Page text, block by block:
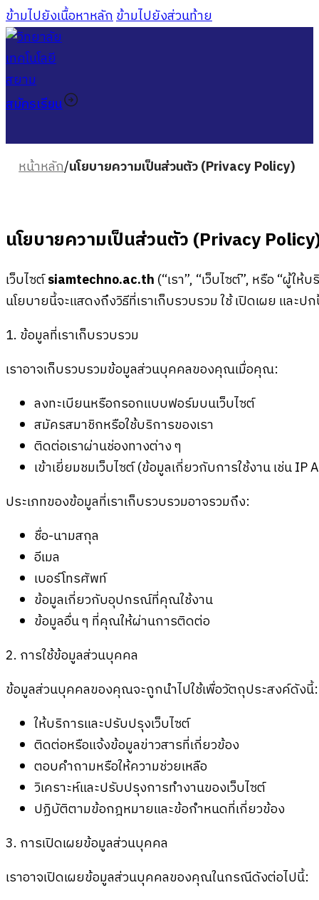
ข้ามไปยังเนื้อหาหลักข้ามไปยังส่วนท้าย
สมัครเรียน
หน้าหลัก/นโยบายความเป็นส่วนตัว (Privacy Policy)
นโยบายความเป็นส่วนตัว (Privacy
เว็บไซต์siamtechno.ac.th (“เรา”, “เว็บไซต์”, หรือ “ผู้
นโยบายนี้จะแสดงถึงวิธีที่เราเก็บรวบรวม ใช้ เปิดเผย แล
1. ข้อมูลที่เราเก็บรวบรวม
เราอาจเก็บรวบรวมข้อมูลส่วนบุคคลของคุณเมื่อคุณ:
ลงทะเบียนหรือกรอกแบบฟอร์มบนเว็บไซต์
สมัครสมาชิกหรือใช้บริการของเรา
ติดต่อเราผ่านช่องทางต่าง ๆ
เข้าเยี่ยมชมเว็บไซต์ (ข้อมูลเกี่ยวกับการใช้งาน เช่น
ประเภทของข้อมูลที่เราเก็บรวบรวมอาจรวมถึง:
ชื่อ-นามสกุล
อีเมล
เบอร์โทรศัพท์
ข้อมูลเกี่ยวกับอุปกรณ์ที่คุณใช้งาน
ข้อมูลอื่น ๆ ที่คุณให้ผ่านการติดต่อ
2. การใช้ข้อมูลส่วนบุคคล
ข้อมูลส่วนบุคคลของคุณจะถูกนำไปใช้เพื่อวัตถุประสงค์ดังนี้:
ให้บริการและปรับปรุงเว็บไซต์
ติดต่อหรือแจ้งข้อมูลข่าวสารที่เกี่ยวข้อง
ตอบคำถามหรือให้ความช่วยเหลือ
วิเคราะห์และปรับปรุงการทำงานของเว็บไซต์
ปฏิบัติตามข้อกฎหมายและข้อกำหนดที่เกี่ยวข้อง
3. การเปิดเผยข้อมูลส่วนบุคคล
เราอาจเปิดเผยข้อมูลส่วนบุคคลของคุณในกรณีดังต่อไปนี้: